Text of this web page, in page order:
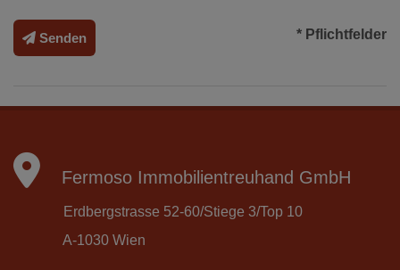
Senden * Pflichtfelder
Fermoso Immobilientreuhand GmbH
Erdbergstrasse 52-60/Stiege 3/Top 10
A-1030 Wien